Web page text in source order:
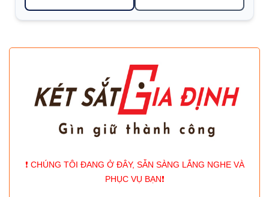
❗️ CHÚNG TÔI ĐANG Ở ĐÂY, SẴN SÀNG LẮNG NGHE VÀ
PHỤC VỤ BẠN❗️